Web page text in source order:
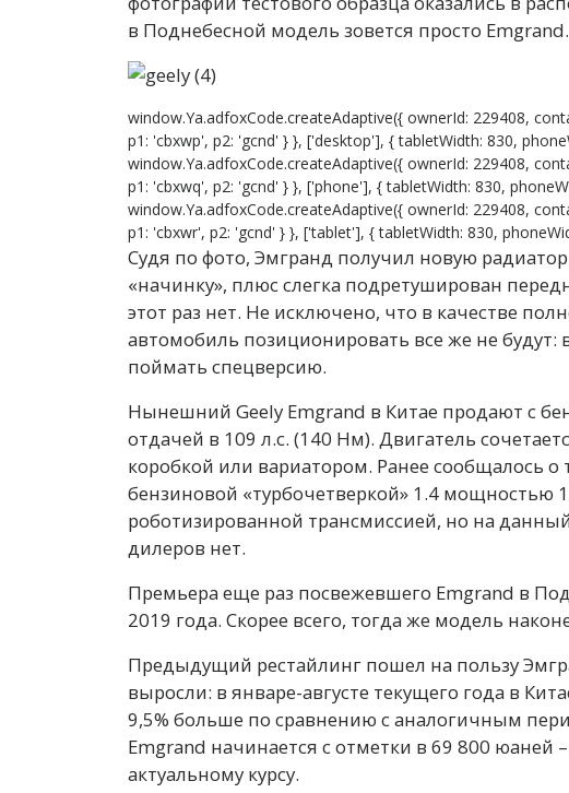
в Поднебесной модель зовется просто Emgrand.
window.Ya.adfoxCode.createAdaptive({ ownerId: 229408,
p1: 'cbxwp', p2: 'gcnd' } }, ['desktop'], { tabletWidth: 830,
window.Ya.adfoxCode.createAdaptive({ ownerId: 229408,
p1: 'cbxwq', p2: 'gcnd' } }, ['phone'], { tabletWidth: 830,
window.Ya.adfoxCode.createAdaptive({ ownerId: 229408,
p1: 'cbxwr', p2: 'gcnd' } }, ['tablet'], { tabletWidth: 830,
Судя по фото, Эмгранд получил новую
«начинку», плюс слегка подретуширован
этот раз нет. Не исключено, что в качестве
автомобиль позиционировать все же не
поймать спецверсию.
Нынешний Geely Emgrand в Китае продают с
отдачей в 109 л.с. (140 Нм). Двигатель
коробкой или вариатором. Ранее сообщалось
бензиновой «турбочетверкой» 1.4 мощностью
роботизированной трансмиссией, но на
дилеров нет.
Премьера еще раз посвежевшего Emgrand в
2019 года. Скорее всего, тогда же модель
Предыдущий рестайлинг пошел на пользу
выросли: в январе-августе текущего года в
9,5% больше по сравнению с аналогичным
Emgrand начинается с отметки в 69 800 юаней
актуальному курсу.